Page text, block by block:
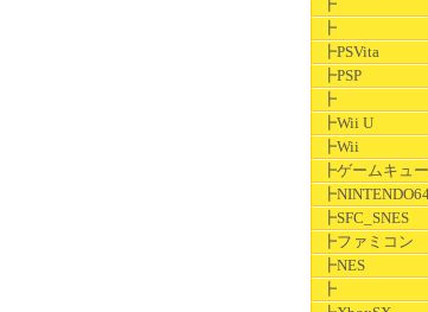
┣
┣
┣PSVita
┣PSP
┣
┣Wii U
┣Wii
┣ゲームキュ
┣SFC_SNES
┣ファミコン
┣NES
┣